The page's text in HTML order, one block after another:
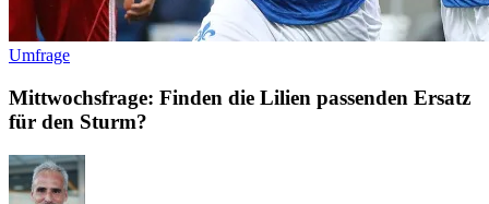
Umfrage
Mittwochsfrage: Finden die Lilien passenden Ersatz
für den Sturm?